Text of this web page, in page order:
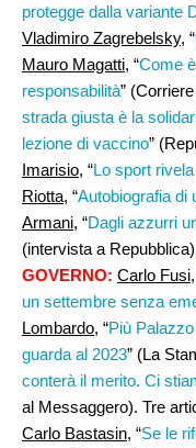
protegge dalla variante
Vladimiro Zagrebelsky, “
Mauro Magatti, “Come
responsabilità”
strada giusta è la
lezione di vaccino”
Imarisio, “Lo sport
Riotta, “Autobiografia di
Armani, “Dagli azzurri
(intervista a
GOVERNO: Carlo Fusi,
un settembre senza
Lombardo, “Più
guarda al 2023” (La
conterà il merito. Ci
al Messaggero). Tre
Carlo Bastasin, “Se le